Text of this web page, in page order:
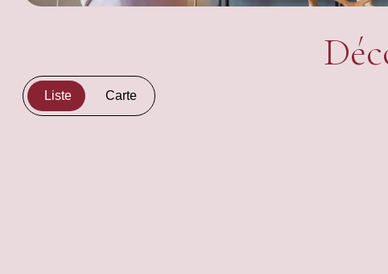
Liste Carte